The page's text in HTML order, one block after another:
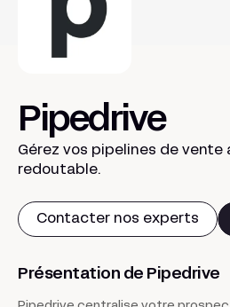
Pipedrive
Gérez vos pipelines de
redoutable.
Contacter nos experts
Présentation de Pipedrive